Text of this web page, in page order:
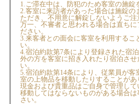
1.ご滞在中は、防犯のため客室の施錠
2.客室に来訪者があった場合は施錠の
ただき、不用意に解錠しないようご注
万一、不審者と思われる場合は直ちに
ださい。
3.来客者との面会に客室を利用するこ
い。
4.宿泊約款第7条により登録された宿
外の方を客室に招き入れたり宿泊させ
い。
5.宿泊約款第14条により、従業員が客
室の上物品を移動したりすることがあ
現金および貴重品はご自身で管理して
移動してはならないものがある場合
さい。